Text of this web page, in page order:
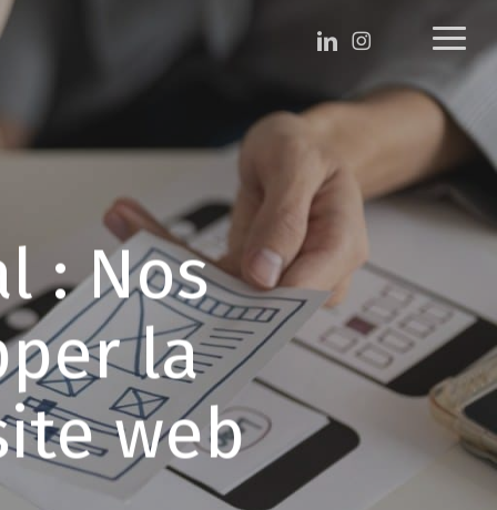
twitter
linkedininstagram Menu
: Nos
la
web